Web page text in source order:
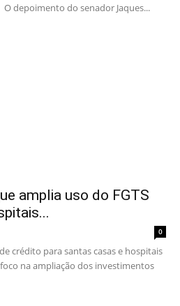
depoimento do senador Jaques...
amplia uso do FGTS
0
crédito para santas casas e hospitais
na ampliação dos investimentos